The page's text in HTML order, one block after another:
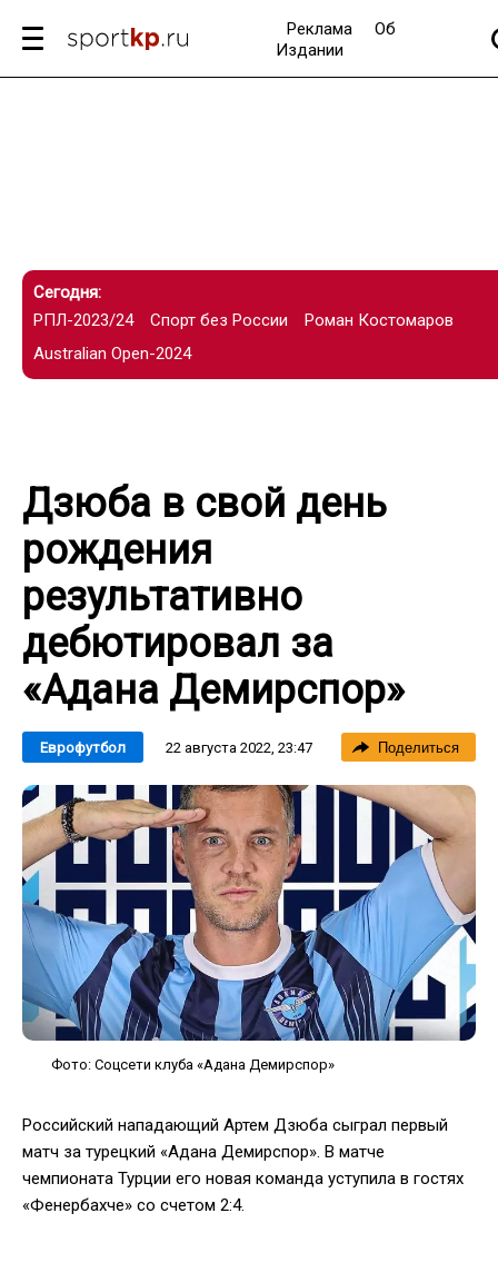
Реклама
Об
Издании
Сегодня:
РПЛ-2023/24
Спорт без России
Роман Костомаров
Australian Open-2024
Дзюба в свой день
рождения
результативно
дебютировал за
«Адана Демирспор»
Еврофутбол 22 августа 2022, 23:47 Поделиться
Фото: Соцсети клуба «Адана Демирспор»
Российский нападающий Артем Дзюба сыграл первый
матч за турецкий «Адана Демирспор». В матче
чемпионата Турции его новая команда уступила в гостях
«Фенербахче» со счетом 2:4.